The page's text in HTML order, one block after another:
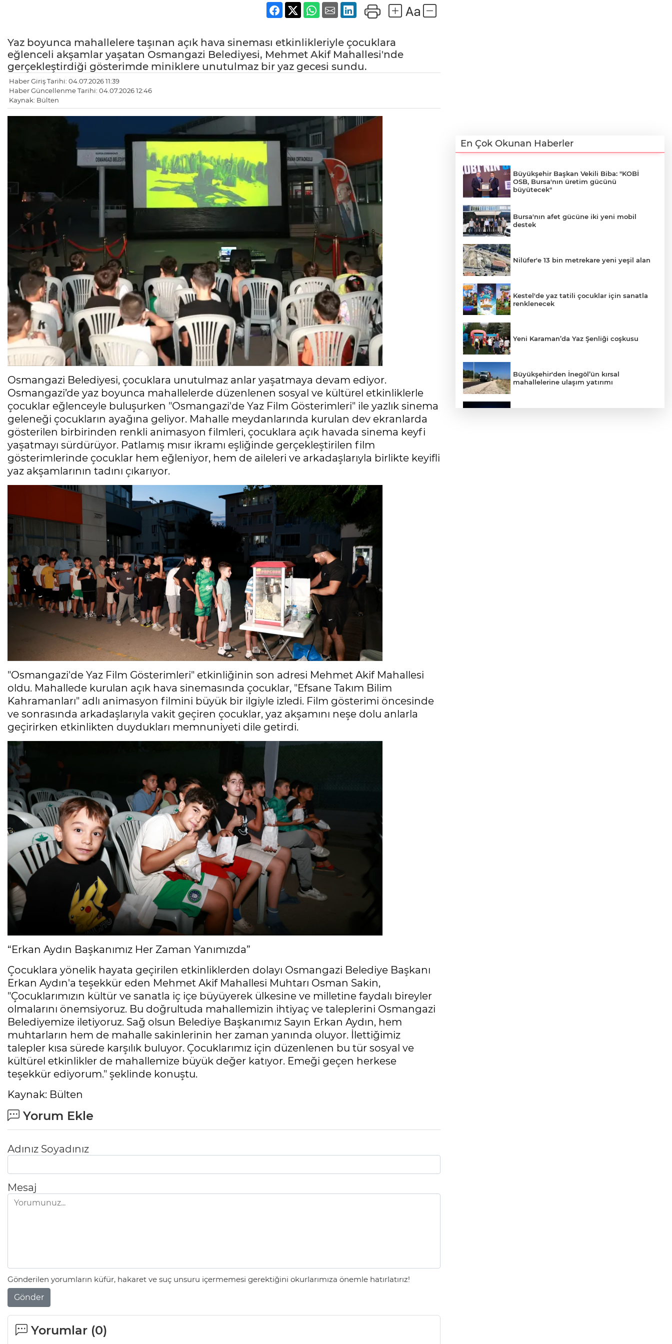
Yaz boyunca mahallelere taşınan açık hava sineması etkinlikleriyle çocuklara
eğlenceli akşamlar yaşatan Osmangazi Belediyesi, Mehmet Akif Mahallesi'nde
gerçekleştirdiği gösterimde miniklere unutulmaz bir yaz gecesi sundu.
Haber Giriş Tarihi: 04.07.2026 11:39
Haber Güncellenme Tarihi: 04.07.2026 12:46
Kaynak: Bülten
Osmangazi Belediyesi, çocuklara unutulmaz anlar yaşatmaya devam ediyor.
Osmangazi’de yaz boyunca mahallelerde düzenlenen sosyal ve kültürel etkinliklerle
çocuklar eğlenceyle buluşurken "Osmangazi'de Yaz Film Gösterimleri" ile yazlık sinema
geleneği çocukların ayağına geliyor. Mahalle meydanlarında kurulan dev ekranlarda
gösterilen birbirinden renkli animasyon filmleri, çocuklara açık havada sinema keyfi
yaşatmayı sürdürüyor. Patlamış mısır ikramı eşliğinde gerçekleştirilen film
gösterimlerinde çocuklar hem eğleniyor, hem de aileleri ve arkadaşlarıyla birlikte keyifli
yaz akşamlarının tadını çıkarıyor.
"Osmangazi'de Yaz Film Gösterimleri" etkinliğinin son adresi Mehmet Akif Mahallesi
oldu. Mahallede kurulan açık hava sinemasında çocuklar, "Efsane Takım Bilim
Kahramanları" adlı animasyon filmini büyük bir ilgiyle izledi. Film gösterimi öncesinde
ve sonrasında arkadaşlarıyla vakit geçiren çocuklar, yaz akşamını neşe dolu anlarla
geçirirken etkinlikten duydukları memnuniyeti dile getirdi.
“Erkan Aydın Başkanımız Her Zaman Yanımızda”
Çocuklara yönelik hayata geçirilen etkinliklerden dolayı Osmangazi Belediye Başkanı
Erkan Aydın'a teşekkür eden Mehmet Akif Mahallesi Muhtarı Osman Sakin,
"Çocuklarımızın kültür ve sanatla iç içe büyüyerek ülkesine ve milletine faydalı bireyler
olmalarını önemsiyoruz. Bu doğrultuda mahallemizin ihtiyaç ve taleplerini Osmangazi
Belediyemize iletiyoruz. Sağ olsun Belediye Başkanımız Sayın Erkan Aydın, hem
muhtarların hem de mahalle sakinlerinin her zaman yanında oluyor. İlettiğimiz
talepler kısa sürede karşılık buluyor. Çocuklarımız için düzenlenen bu tür sosyal ve
kültürel etkinlikler de mahallemize büyük değer katıyor. Emeği geçen herkese
teşekkür ediyorum." şeklinde konuştu.
Kaynak: Bülten
Yorum Ekle
Adınız Soyadınız
Mesaj
Gönderilen yorumların küfür, hakaret ve suç unsuru içermemesi gerektiğini okurlarımıza önemle hatırlatırız!
Gönder
Yorumlar (0)
En Çok Okunan Haberler
Büyükşehir Başkan Vekili Biba: "KOBİ
OSB, Bursa'nın üretim gücünü
büyütecek"
Bursa'nın afet gücüne iki yeni mobil
destek
Nilüfer'e 13 bin metrekare yeni yeşil alan
Kestel'de yaz tatili çocuklar için sanatla
renklenecek
Yeni Karaman’da Yaz Şenliği coşkusu
Büyükşehir'den İnegöl’ün kırsal
mahallelerine ulaşım yatırımı